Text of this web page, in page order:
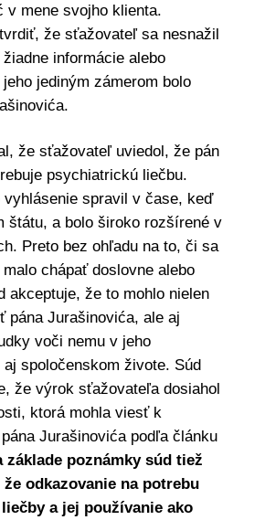
v mene svojho klienta.
že sťažovateľ sa nesnažil
informácie alebo
jediným zámerom bolo
že sťažovateľ uviedol, že pán
psychiatrickú liečbu.
spravil v čase, keď
štátu, a bolo široko rozšírené v
Preto bez ohľadu na to, či sa
chápať doslovne alebo
akceptuje, že to mohlo nielen
pána Jurašinovića, ale aj
voči nemu v jeho
aj spoločenskom živote. Súd
že výrok sťažovateľa dosiahol
ktorá mohla viesť k
Jurašinovića podľa článku
základe poznámky súd tiež
že odkazovanie na potrebu
a jej používanie ako